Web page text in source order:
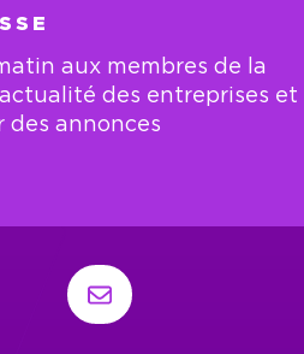
aux membres de la
des entreprises et
des annonces